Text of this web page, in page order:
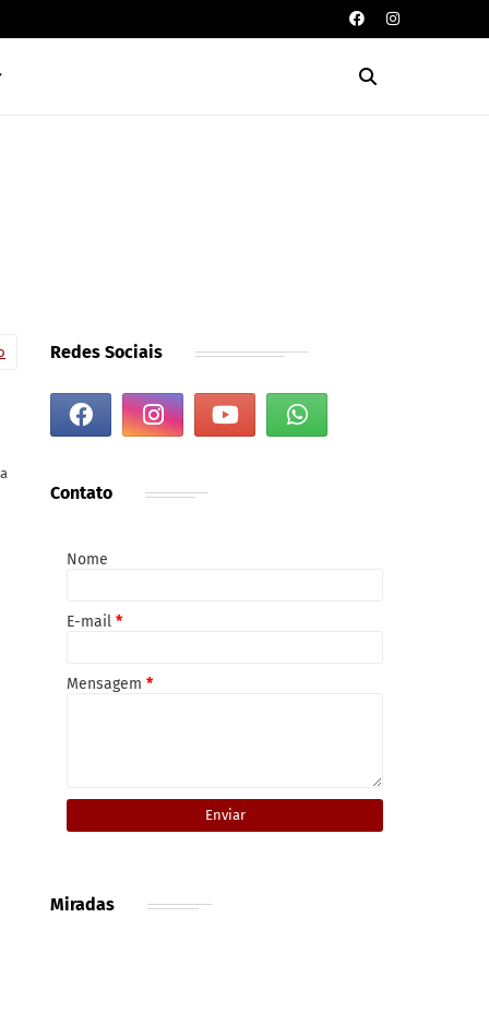
Redes Sociais
Contato
Nome
E-mail *
Mensagem *
Miradas